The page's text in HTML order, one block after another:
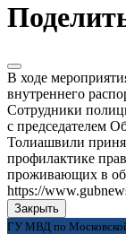
В ходе
внутреннего
Сотрудники
с председателем
Толиашвили
профилактике
проживающих в
https://
Закрыть
ГУ МВД по